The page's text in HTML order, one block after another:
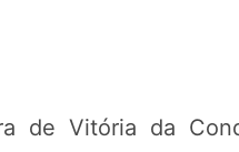
de Vitória da